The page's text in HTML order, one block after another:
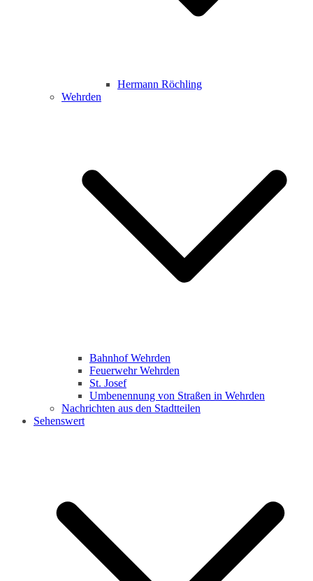
Hermann Röchling
Wehrden
Bahnhof Wehrden
Feuerwehr Wehrden
St. Josef
Umbenennung von Straßen in Wehrden
Nachrichten aus den Stadtteilen
Sehenswert